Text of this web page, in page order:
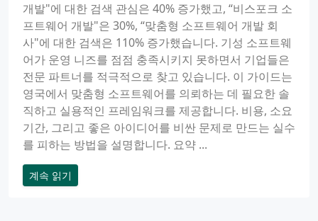
개발"에 대한 검색 관심은 40% 증가했고, “비스포크 소
프트웨어 개발"은 30%, “맞춤형 소프트웨어 개발 회
사"에 대한 검색은 110% 증가했습니다. 기성 소프트웨
어가 운영 니즈를 점점 충족시키지 못하면서 기업들은
전문 파트너를 적극적으로 찾고 있습니다. 이 가이드는
영국에서 맞춤형 소프트웨어를 의뢰하는 데 필요한 솔
직하고 실용적인 프레임워크를 제공합니다. 비용, 소요
기간, 그리고 좋은 아이디어를 비싼 문제로 만드는 실수
를 피하는 방법을 설명합니다. 요약 ...
계속 읽기